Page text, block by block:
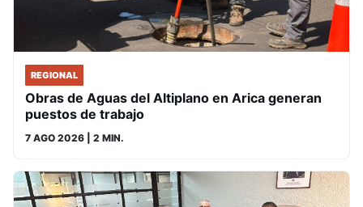
REGIONAL
Obras de Aguas del Altiplano en Arica generan
puestos de trabajo
7 AGO 2026 | 2 MIN.